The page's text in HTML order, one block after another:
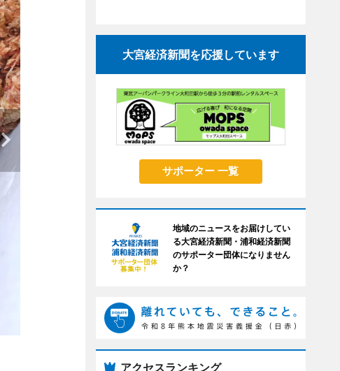
大宮経済新聞を応援しています
サポーター 一覧
地域のニュースをお届けしてい
る大宮経済新聞・浦和経済新聞
のサポーター団体になりません
か？
アクセスランキング